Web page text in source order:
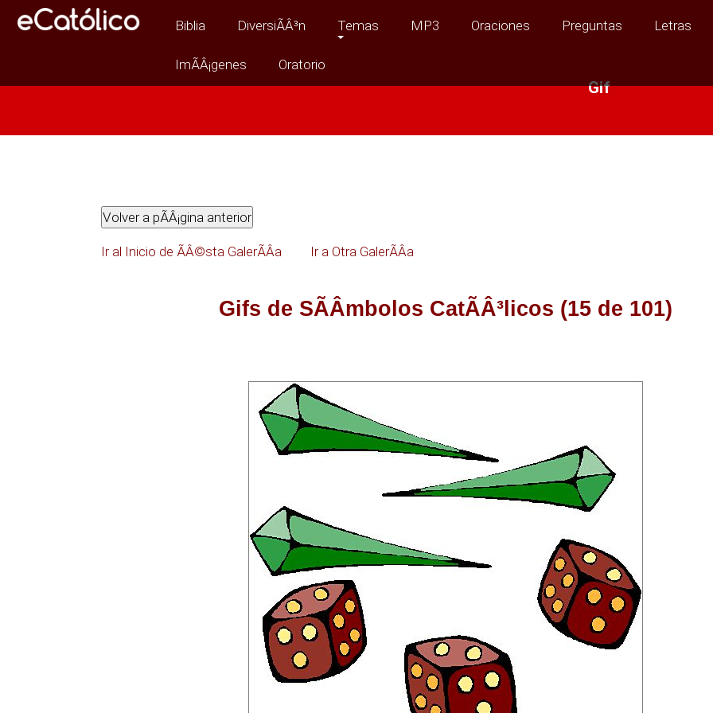
Gif
Biblia DiversiÃÂ³n Temas MP3 Oraciones Preguntas Letras
ImÃÂ¡genes Oratorio
Ir al Inicio de ÃÂ©sta GalerÃÂ­a Ir a Otra GalerÃÂ­a
Gifs de SÃÂ­mbolos CatÃÂ³licos (15 de 101)